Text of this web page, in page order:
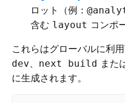
ロット（例：
含む layout コンポ
これらはグローバルに利
dev、 next build また
に生成されます。